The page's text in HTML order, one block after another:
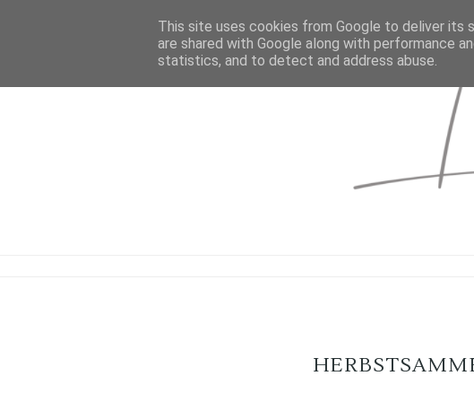
This site uses cookies from Google to deliver its
are shared with Google along with performance
statistics, and to detect and address abuse.